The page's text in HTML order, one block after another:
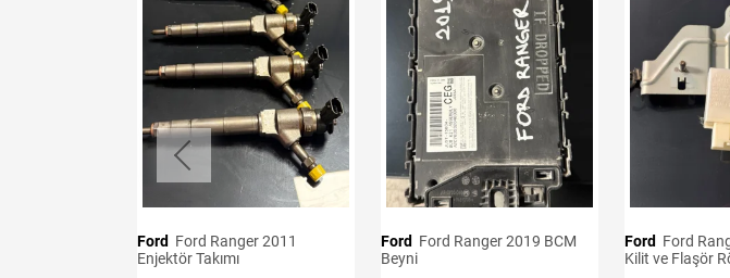
Ford
Enjektör Takımı
Ford
Beyni
Ford
Kilit ve Flaşör